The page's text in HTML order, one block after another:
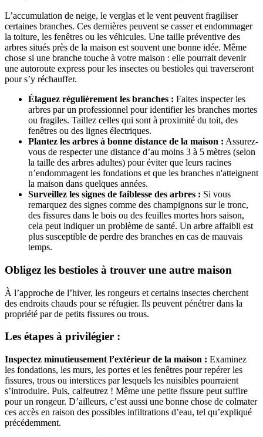
L’accumulation de neige, le verglas et le vent peuvent fragiliser
certaines branches. Ces dernières peuvent se casser et endommager
la toiture, les fenêtres ou les véhicules. Une taille préventive des
arbres situés près de la maison est souvent une bonne idée. Même
chose si une branche touche à votre maison : elle pourrait devenir
une autoroute express pour les insectes ou bestioles qui traverseront
pour s’y réchauffer.
Élaguez régulièrement les branches : Faites inspecter les
arbres par un professionnel pour identifier les branches mortes
ou fragiles. Taillez celles qui sont à proximité du toit, des
fenêtres ou des lignes électriques.
Plantez les arbres à bonne distance de la maison : Assurez-
vous de respecter une distance d’au moins 3 à 5 mètres (selon
la taille des arbres adultes) pour éviter que leurs racines
n’endommagent les fondations et que les branches n'atteignent
la maison dans quelques années.
Surveillez les signes de faiblesse des arbres : Si vous
remarquez des signes comme des champignons sur le tronc,
des fissures dans le bois ou des feuilles mortes hors saison,
cela peut indiquer un problème de santé. Un arbre affaibli est
plus susceptible de perdre des branches en cas de mauvais
temps.
Obligez les bestioles à trouver une autre maison
À l’approche de l’hiver, les rongeurs et certains insectes cherchent
des endroits chauds pour se réfugier. Ils peuvent pénétrer dans la
propriété par de petits fissures ou trous.
Les étapes à privilégier :
Inspectez minutieusement l’extérieur de la maison : Examinez
les fondations, les murs, les portes et les fenêtres pour repérer les
fissures, trous ou interstices par lesquels les nuisibles pourraient
s’introduire. Puis, calfeutrez ! Même une petite fissure peut suffire
pour un rongeur. D’ailleurs, c’est aussi une bonne chose de colmater
ces accès en raison des possibles infiltrations d’eau, tel qu’expliqué
précédemment.